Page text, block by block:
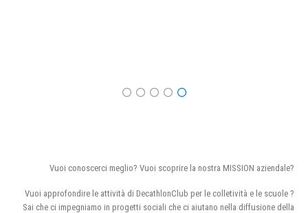
Vuoi conoscerci meglio? Vuoi scoprire la nostra MISSION aziendale?
Vuoi approfondire le attività di DecathlonClub per le colletività e le scuole ?
Sai che ci impegniamo in progetti sociali che ci aiutano nella diffusione della